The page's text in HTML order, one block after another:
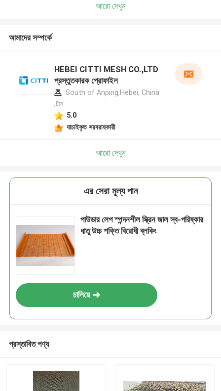
আরো দেখুন
আমাদের সম্পর্কে
HEBEI CITTI MESH CO.,LTD
প্রস্তুতকারক প্রোফাইল
South of Anping,Hebei, China.
,চীন
5.0
যাচাইকৃত সরবরাহকারী
আরো দেখুন
এর সেরা মূল্য পান
পাউডার লেপ স্পন্দনশীল স্ক্রিন জাল স্ব-পরিষ্কার
ধাতু উচ্চ শক্তি বিরোধী ব্লকিং
চালিয়ে
প্রস্তাবিত পণ্য